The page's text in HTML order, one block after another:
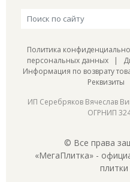
Политика
персональных данных |
Информация по возврату
Реквизиты
ИП Серебряков Вячеслав
ОГРНИП
© Все права
«МегаПлитка» -